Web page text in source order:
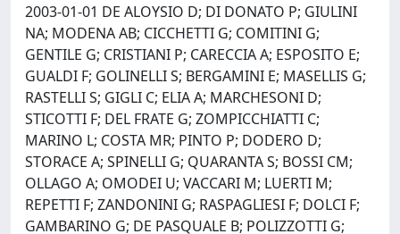
2003-01-01 DE ALOYSIO D; DI DONATO P; GIULINI
NA; MODENA AB; CICCHETTI G; COMITINI G;
GENTILE G; CRISTIANI P; CARECCIA A; ESPOSITO E;
GUALDI F; GOLINELLI S; BERGAMINI E; MASELLIS G;
RASTELLI S; GIGLI C; ELIA A; MARCHESONI D;
STICOTTI F; DEL FRATE G; ZOMPICCHIATTI C;
MARINO L; COSTA MR; PINTO P; DODERO D;
STORACE A; SPINELLI G; QUARANTA S; BOSSI CM;
OLLAGO A; OMODEI U; VACCARI M; LUERTI M;
REPETTI F; ZANDONINI G; RASPAGLIESI F; DOLCI F;
GAMBARINO G; DE PASQUALE B; POLIZZOTTI G;